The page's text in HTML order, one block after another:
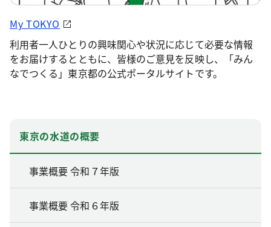
My TOKYO
利用者一人ひとりの興味関心や状況に応じて必要な情報
をお届けするとともに、皆様のご意見を反映し、「みん
なでつくる」東京都の公式ポータルサイトです。
東京の水道の概要
事業概要 令和７年版
事業概要 令和６年版